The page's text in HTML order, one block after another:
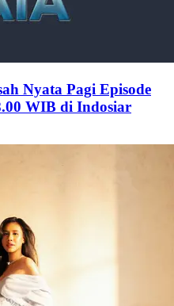
Nyata Pagi Episode
WIB di Indosiar